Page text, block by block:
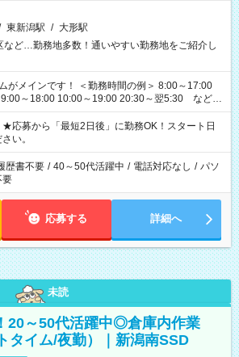
東新潟駅 / 大形駅
など…勤務地多数！通いやすい勤務地をご紹介し
がメインです！ ＜勤務時間の例＞ 8:00～17:00
～18:00 10:00～19:00 20:30～翌5:30 など ★
務時間多数！ 日勤のみ、残業なし、交替制など
ください！
応募から「最短2日後」に勤務OK！スタート日
い。
歴書不要 / 40～50代活躍中 / 電話対応なし / パソ
要
応募する 詳細へ
未読
20～50代活躍中◎倉庫内作業
タイム/夜勤）｜新潟南SSD